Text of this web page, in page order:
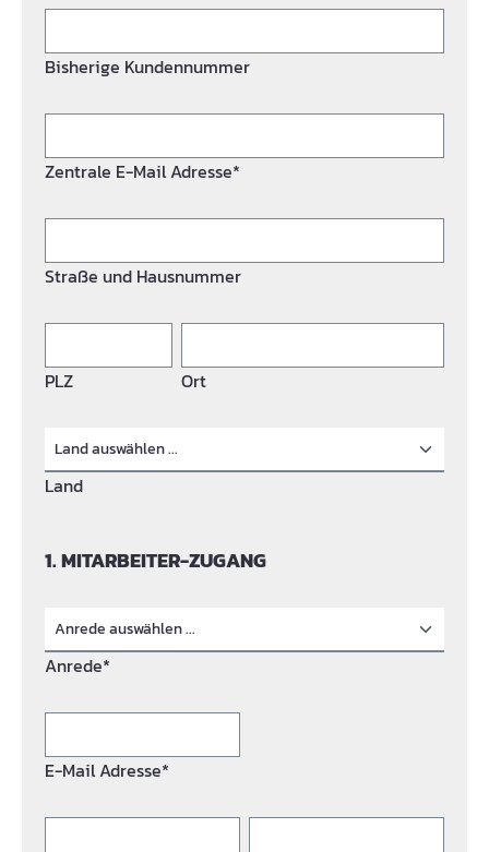
Bisherige Kundennummer
Zentrale E-Mail Adresse*
Straße und Hausnummer
PLZ Ort
Land
1. MITARBEITER-ZUGANG
Anrede*
E-Mail Adresse*